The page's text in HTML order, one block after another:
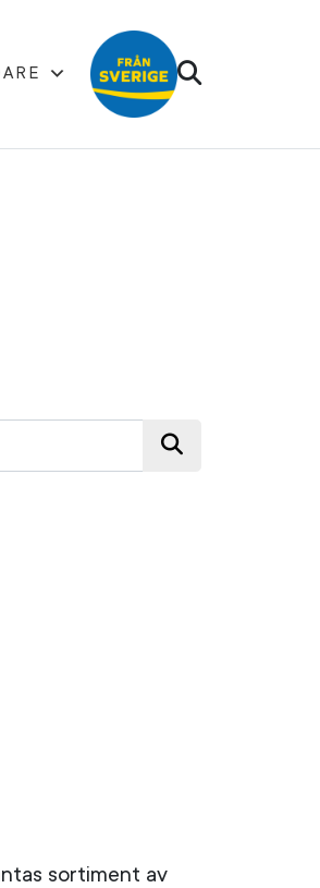
sortiment av